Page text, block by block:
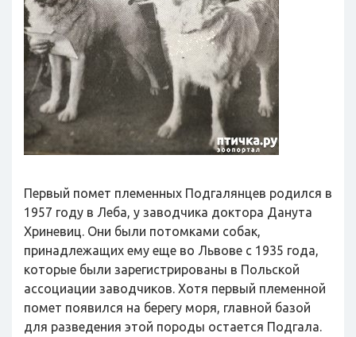
Первый помет племенных Подгалянцев родился в
1957 году в Леба, у заводчика доктора Данута
Хриневиц. Они были потомками собак,
принадлежащих ему еще во Львове с 1935 года,
которые были зарегистрированы в Польской
ассоциации заводчиков. Хотя первый племенной
помет появился на берегу моря, главной базой
для разведения этой породы остается Подгала.